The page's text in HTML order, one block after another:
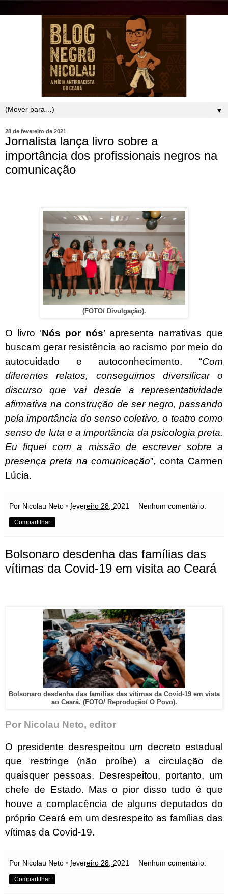
▼
28 de fevereiro de 2021
Jornalista lança livro sobre a
importância dos profissionais negros na
comunicação
(FOTO/ Divulgação).
O livro ‘Nós por nós’ apresenta narrativas que
buscam gerar resistência ao racismo por meio do
autocuidado e autoconhecimento. “Com
diferentes relatos, conseguimos diversificar o
discurso que vai desde a representatividade
afirmativa na construção de ser negro, passando
pela importância do senso coletivo, o teatro como
senso de luta e a importância da psicologia preta.
Eu fiquei com a missão de escrever sobre a
presença preta na comunicação”, conta Carmen
Lúcia.
Por Nicolau Neto • fevereiro 28, 2021 Nenhum comentário:
Compartilhar
Bolsonaro desdenha das famílias das
vítimas da Covid-19 em visita ao Ceará
Bolsonaro desdenha das famílias das vítimas da Covid-19 em vista
ao Ceará. (FOTO/ Reprodução/ O Povo).
Por Nicolau Neto, editor
O presidente desrespeitou um decreto estadual
que restringe (não proíbe) a circulação de
quaisquer pessoas. Desrespeitou, portanto, um
chefe de Estado. Mas o pior disso tudo é que
houve a complacência de alguns deputados do
próprio Ceará em um desrespeito as famílias das
vítimas da Covid-19.
Por Nicolau Neto • fevereiro 28, 2021 Nenhum comentário:
Compartilhar